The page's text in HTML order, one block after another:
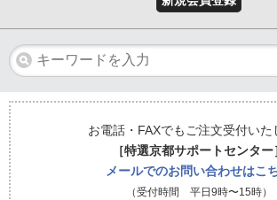
お電話・FAXでもご注文受付いた
［特選京都サポートセンター
メールでのお問い合わせはこ
（受付時間 平日9時〜15時）